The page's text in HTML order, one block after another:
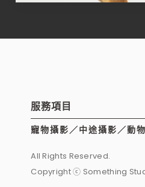
服務項目
寵物攝影／中途攝影／動
All Rights Reserved.
Copyright ⓒ Something